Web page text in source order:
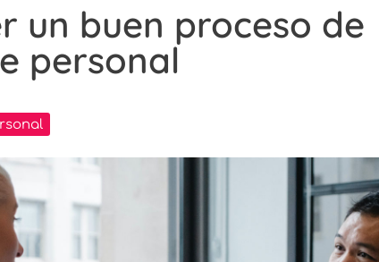
un buen proceso de
personal